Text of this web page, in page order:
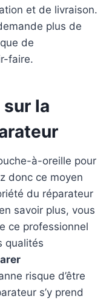
et de livraison.
plus de
de
faire.
la
à-oreille pour
donc ce moyen
du réparateur
savoir plus, vous
ce professionnel
qualités
risque d’être
s’y prend